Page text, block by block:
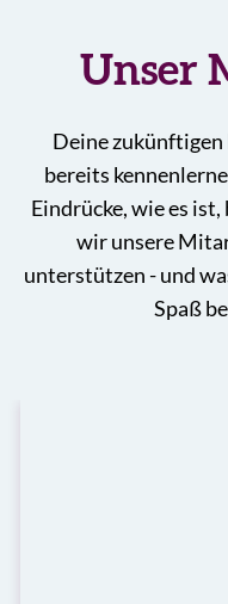
Unser
Deine
bereits
Eindrücke, wie es
wir unsere
unterstützen - und
Spaß